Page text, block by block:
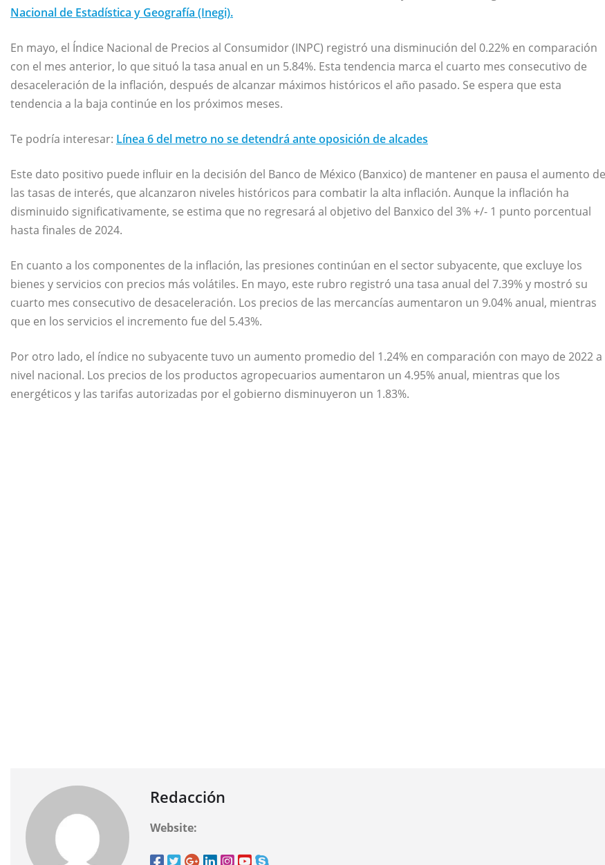
Nacional de Estadística y Geografía (Inegi).
En mayo, el Índice Nacional de Precios al Consumidor (INPC) registró una disminución del 0.22% en comparación
con el mes anterior, lo que situó la tasa anual en un 5.84%. Esta tendencia marca el cuarto mes consecutivo de
desaceleración de la inflación, después de alcanzar máximos históricos el año pasado. Se espera que esta
tendencia a la baja continúe en los próximos meses.
Te podría interesar: Línea 6 del metro no se detendrá ante oposición de alcades
Este dato positivo puede influir en la decisión del Banco de México (Banxico) de mantener en pausa el aumento de
las tasas de interés, que alcanzaron niveles históricos para combatir la alta inflación. Aunque la inflación ha
disminuido significativamente, se estima que no regresará al objetivo del Banxico del 3% +/- 1 punto porcentual
hasta finales de 2024.
En cuanto a los componentes de la inflación, las presiones continúan en el sector subyacente, que excluye los
bienes y servicios con precios más volátiles. En mayo, este rubro registró una tasa anual del 7.39% y mostró su
cuarto mes consecutivo de desaceleración. Los precios de las mercancías aumentaron un 9.04% anual, mientras
que en los servicios el incremento fue del 5.43%.
Por otro lado, el índice no subyacente tuvo un aumento promedio del 1.24% en comparación con mayo de 2022 a
nivel nacional. Los precios de los productos agropecuarios aumentaron un 4.95% anual, mientras que los
energéticos y las tarifas autorizadas por el gobierno disminuyeron un 1.83%.
Redacción
Website: